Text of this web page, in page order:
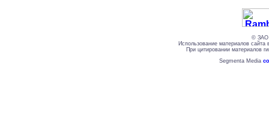
© ЗАО
Использование материалов
При цитировании материалов
Segmenta Media